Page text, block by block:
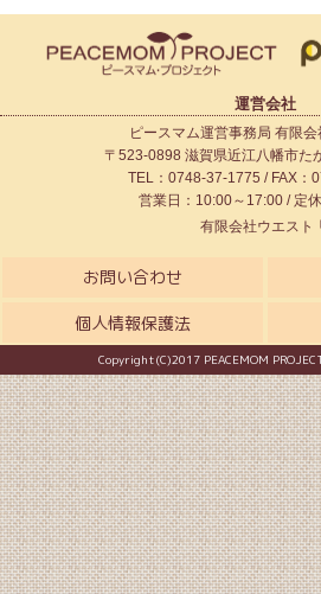
運営会社
ピースマム運営事務局 有限
〒523-0898 滋賀県近江八幡市た
TEL：0748-37-1775 / FAX：
営業日：10:00～17:00 / 定
有限会社ウエスト
お問い合わせ
個人情報保護法
Copyright(C)2017 PEACEMOM